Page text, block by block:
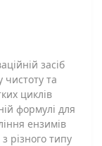
засіб
та
циклів
формулі для
ензимів
різного типу